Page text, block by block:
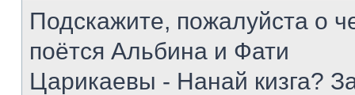
Подскажите, пожалуйста о
поётся Альбина и Фати
Царикаевы - Нанай кизга?